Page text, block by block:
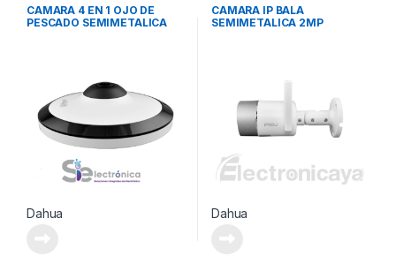
CAMARA 4 EN 1 OJO DE
PESCADO SEMIMETALICA
Dahua
CAMARA IP BALA
SEMIMETALICA 2MP
Dahua